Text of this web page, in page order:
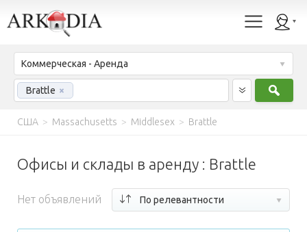
Коммерческая - Аренда
Brattle ×
США > Massachusetts > Middlesex > Brattle
Офисы и склады в аренду : Brattle
Нет объявлений По релевантности